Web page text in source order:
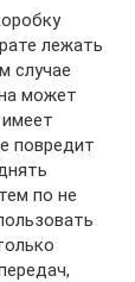
лежать
случае
может
повредит
по не